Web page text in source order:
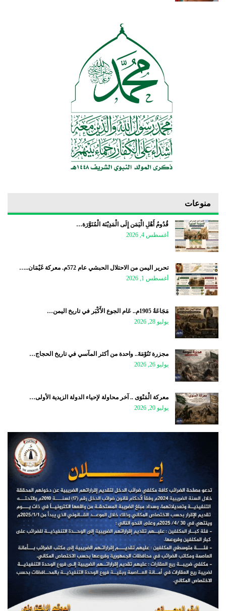
منوعات
قُدُومُ أَهْلِ الْيَمَن إِلَى الْمَدِيْنَة الْمُنَوَّرَة…
أغسطس 4, 2026
تحرير اليمن من الاحتلال الحبشي عام 572م. معركة غَيْمَان..…
أغسطس 1, 2026
مَجَاعَةُ 1905م.. عَام الجوع الأَكْبَر في تاريخ اليمن…
يوليو 28, 2026
مجزرة تَنُوْمَةَ.. واحدة من أكثر المآسي في تاريخ الحجاج…
يوليو 26, 2026
معركة الْمَنْوَى .. آخر محاولة لإحياء الدولة الزيدية الأولى…
يوليو 20, 2026